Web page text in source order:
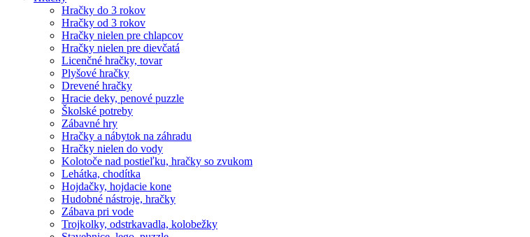
Hračky do 3 rokov
Hračky od 3 rokov
Hračky nielen pre chlapcov
Hračky nielen pre dievčatá
Licenčné hračky, tovar
Plyšové hračky
Drevené hračky
Hracie deky, penové puzzle
Školské potreby
Zábavné hry
Hračky a nábytok na záhradu
Hračky nielen do vody
Kolotoče nad postieľku, hračky so zvukom
Lehátka, chodítka
Hojdačky, hojdacie kone
Hudobné nástroje, hračky
Zábava pri vode
Trojkolky, odstrkavadla, kolobežky